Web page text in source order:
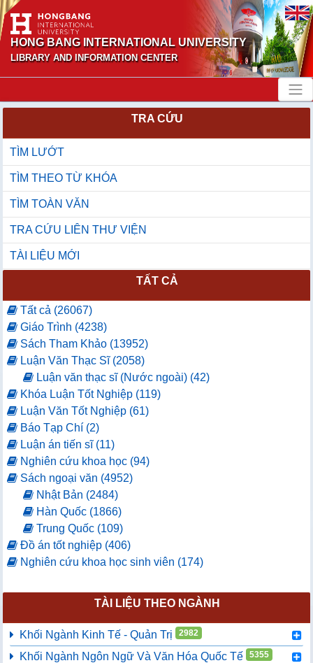
HONG BANG INTERNATIONAL UNIVERSITY
LIBRARY AND INFORMATION CENTER
TRA CỨU
TÌM LƯỚT
TÌM THEO TỪ KHÓA
TÌM TOÀN VĂN
TRA CỨU LIÊN THƯ VIỆN
TÀI LIỆU MỚI
TẤT CẢ
Tất cả (26067)
Giáo Trình (4238)
Sách Tham Khảo (13952)
Luận Văn Thạc Sĩ (2058)
Luận văn thạc sĩ (Nước ngoài) (42)
Khóa Luận Tốt Nghiệp (119)
Luận Văn Tốt Nghiệp (61)
Báo Tạp Chí (2)
Luận án tiến sĩ (11)
Nghiên cứu khoa học (94)
Sách ngoại văn (4952)
Nhật Bản (2484)
Hàn Quốc (1866)
Trung Quốc (109)
Đồ án tốt nghiệp (406)
Nghiên cứu khoa học sinh viên (174)
TÀI LIỆU THEO NGÀNH
Khối Ngành Kinh Tế - Quản Trị 2982
Khối Ngành Ngôn Ngữ Và Văn Hóa Quốc Tế 5355